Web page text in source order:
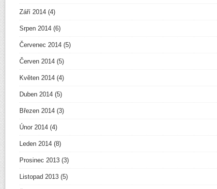
Září 2014 (4)
Srpen 2014 (6)
Červenec 2014 (5)
Červen 2014 (5)
Květen 2014 (4)
Duben 2014 (5)
Březen 2014 (3)
Únor 2014 (4)
Leden 2014 (8)
Prosinec 2013 (3)
Listopad 2013 (5)